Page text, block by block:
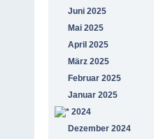
Juni 2025
Mai 2025
April 2025
März 2025
Februar 2025
Januar 2025
2024
Dezember 2024